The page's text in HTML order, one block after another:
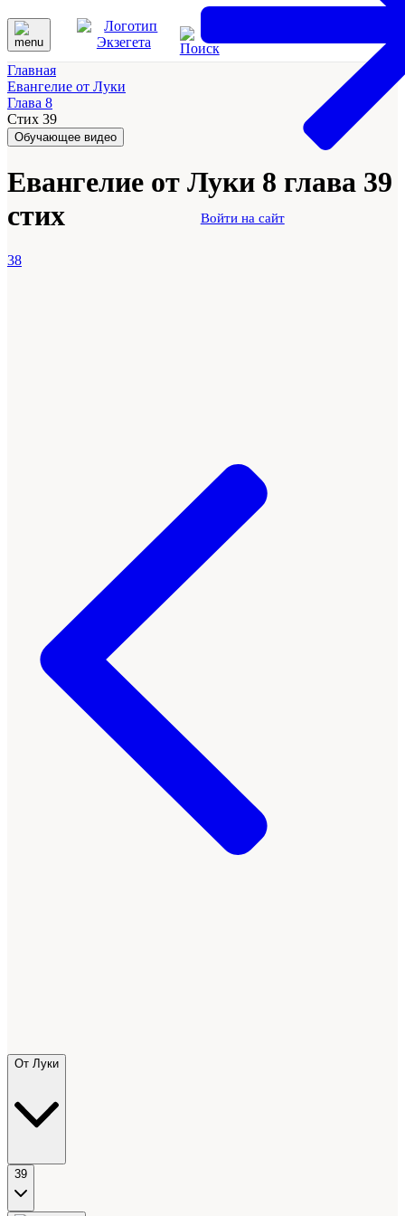
Войти на сайт
Главная
Евангелие от Луки
Глава 8
Стих 39
Обучающее видео
Евангелие от Луки 8 глава 39
стих
38
От Луки
39